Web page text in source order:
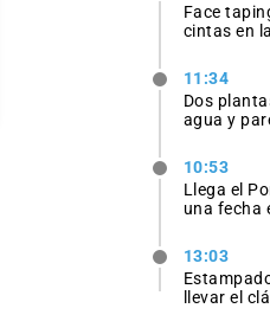
Face
cintas en
11:34
Dos
agua y
10:53
Llega el
una fecha
13:03
llevar el